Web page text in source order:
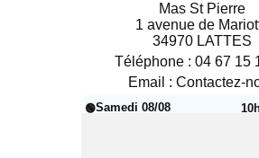
Mas St Pierre
1 avenue de
34970 LATTES
Téléphone : 04 67 15
Email : Contactez-
🟢Samedi 08/08